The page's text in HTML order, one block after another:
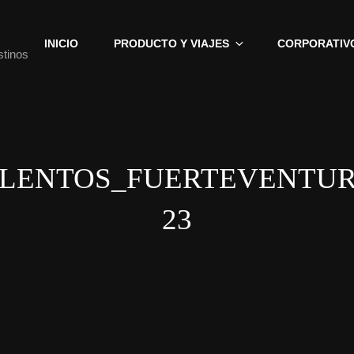
INICIO PRODUCTO Y VIAJES
23